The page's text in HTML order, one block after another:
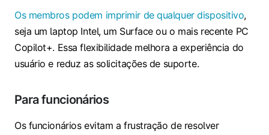
Os membros podem imprimir de qualquer dispositivo,
seja um laptop Intel, um Surface ou o mais recente PC
Copilot+. Essa flexibilidade melhora a experiência do
usuário e reduz as solicitações de suporte.
Para funcionários
Os funcionários evitam a frustração de resolver